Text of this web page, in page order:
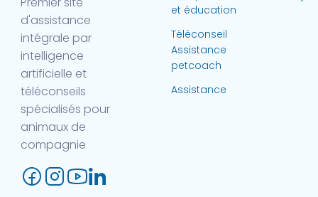
d'assistance
intégrale par
intelligence
artificielle et
téléconseils
spécialisés pour
animaux de
compagnie
et éducation
Téléconseil
Assistance
petcoach
Assistance